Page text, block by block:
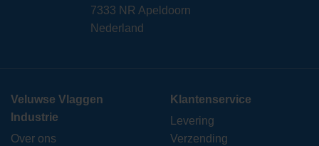
7333 NR Apeldoorn
Nederland
Veluwse Vlaggen
Industrie
Over ons
Klantenservice
Levering
Verzending